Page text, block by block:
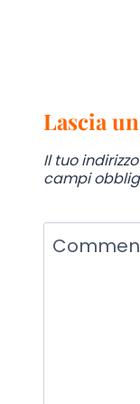
Lascia
Il tuo
campi